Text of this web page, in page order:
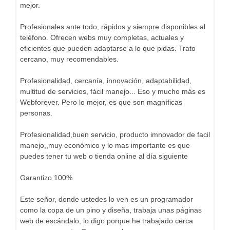
mejor.
Profesionales ante todo, rápidos y siempre disponibles al
teléfono. Ofrecen webs muy completas, actuales y
eficientes que pueden adaptarse a lo que pidas. Trato
cercano, muy recomendables.
Profesionalidad, cercanía, innovación, adaptabilidad,
multitud de servicios, fácil manejo... Eso y mucho más es
Webforever. Pero lo mejor, es que son magníficas
personas.
Profesionalidad,buen servicio, producto imnovador de facil
manejo,,muy económico y lo mas importante es que
puedes tener tu web o tienda online al día siguiente
Garantizo 100%
Este señor, donde ustedes lo ven es un programador
como la copa de un pino y diseña, trabaja unas páginas
web de escándalo, lo digo porque he trabajado cerca